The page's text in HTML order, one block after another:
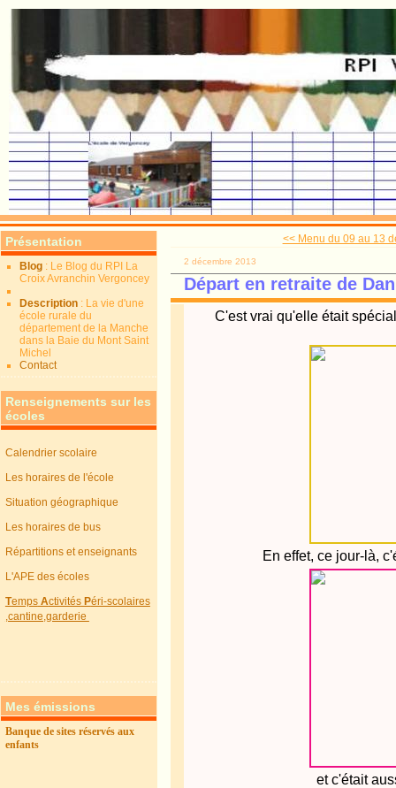
Présentation
Blog : Le Blog du RPI La
Croix Avranchin Vergoncey
Description : La vie d'une
école rurale du
département de la Manche
dans la Baie du Mont Saint
Michel
Contact
Renseignements sur les
écoles
Calendrier scolaire
Les horaires de l'école
Situation géographique
Les horaires de bus
Répartitions et enseignants
L'APE des écoles
TempsActivitésPéri-scolaires
,cantine,garderie
Mes émissions
Banque de sites réservés aux
enfants
<< Menu du 09 au 13
2 décembre 2013
Départ en retraite de
C'est vrai qu'elle était
En effet, ce jour-là,
et c'était